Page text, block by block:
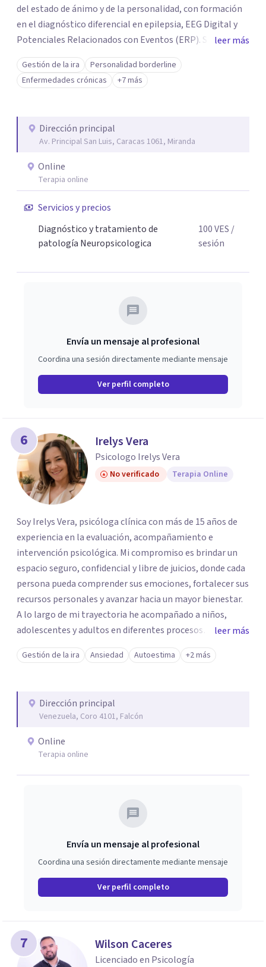
del estado de ánimo y de la personalidad, con formación
en el diagnóstico diferencial en epilepsia, EEG Digital y
Potenciales Relacionados con Eventos (ERP). Sirvió
como Jefe de la Cátedra y Profesor de Neurociencias
Cognitivas en Universidad Católica Andrés Bello, Profesor
de Neurociencias en Universidad Metropolitana.
leer más
Gestión de la ira
Personalidad borderline
Enfermedades crónicas
+7 más
Dirección principal
Av. Principal San Luis, Caracas 1061, Miranda
Online
Terapia online
Servicios y precios
Diagnóstico y tratamiento de
patología Neuropsicologica
100VES /
sesión
Envía un mensaje al profesional
Coordina una sesión directamente mediante mensaje
Ver perfil completo
6 Irelys Vera
Psicologo Irelys Vera
No verificado Terapia Online
Soy Irelys Vera, psicóloga clínica con más de 15 años de
experiencia en la evaluación, acompañamiento e
intervención psicológica. Mi compromiso es brindar un
espacio seguro, confidencial y libre de juicios, donde cada
persona pueda comprender sus emociones, fortalecer sus
recursos personales y avanzar hacia un mayor bienestar.
A lo largo de mi trayectoria he acompañado a niños,
adolescentes y adultos en diferentes procesos
emocionales. Actualmente realizo consultas
psicológicas en modalidad online, ofreciendo un servicio
necesidades de cada paciente.
leer más
Gestión de la ira Ansiedad Autoestima +2 más
Dirección principal
Venezuela, Coro 4101, Falcón
Online
Terapia online
Envía un mensaje al profesional
Coordina una sesión directamente mediante mensaje
Ver perfil completo
7 Wilson Caceres
Licenciado en Psicología